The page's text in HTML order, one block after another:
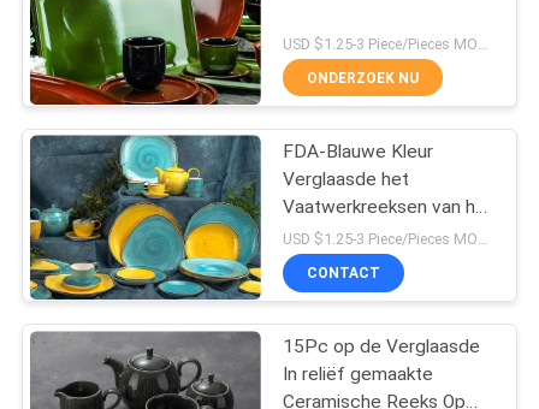
De Reeks van het
kleurenvaatwerk
Het Vaatwerkreeks
van beenchina
17
ONDERZOEK NU
FDA-Blauwe Kleur
Verglaasde het
Vaatwerkreeksen van het
Restaurantporselein
USD $1.25-3 Piece/Pieces MOQ:300 Stuk/Stukken
CONTACT
15Pc op de Verglaasde
In reliëf gemaakte
Ceramische Reeks Op